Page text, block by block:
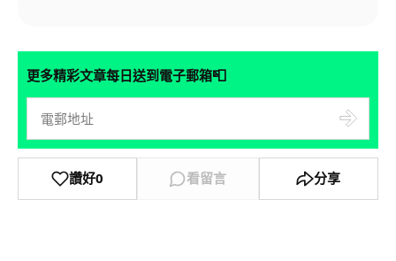
更多精彩文章每日送到電子郵箱📮
讚好0 看留言 分享